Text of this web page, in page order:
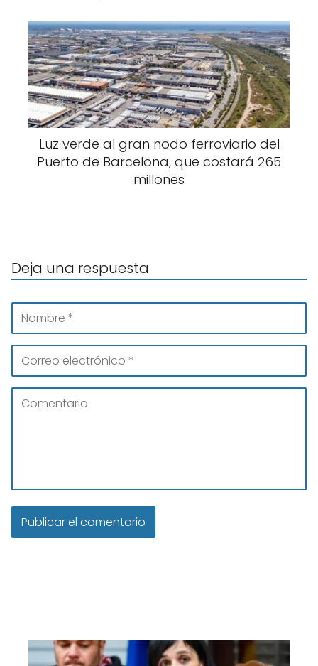
Luz verde al gran nodo ferroviario del
Puerto de Barcelona, que costará 265
millones
Deja una respuesta